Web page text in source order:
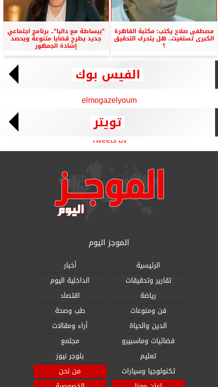
مصطفى صلاح يكتب: مكتبة القاهرة
الكبرى تستغيث.. هل يتحرك التحقيق
؟
”ببساطة مع داليا”.. برنامج اجتماعي
جديد يطرح قضايا متنوعة ويحصد
إشادة الجمهور
الفيس بوك
elmogazelyoum
تويتر
Tweets by
الموجز اليوم
الرئيسية
أخبار
تقارير وتحقيقات
الداخلية اليوم
رياضة
اقتصاد
فن ومنوعات
طب وصحة
الدين والحياة
أراء ومقالات
فضائيات وماسبيرو
مجتمع
تعليم
بلوجر نيوز
تكنولوجيا وسيارات
من نحن